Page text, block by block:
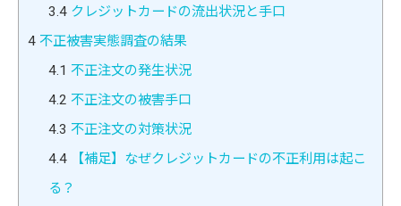
3.4クレジットカードの流出状況と手口
4 不正被害実態調査の結果
4.1 不正注文の発生状況
4.2 不正注文の被害手口
4.3 不正注文の対策状況
4.4【補足】なぜクレジットカードの不正利用は起こ
る？